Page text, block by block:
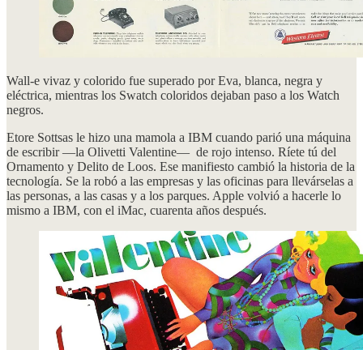
Wall-e vivaz y colorido fue superado por Eva, blanca, negra y
eléctrica, mientras los Swatch coloridos dejaban paso a los Watch
negros.
Etore Sottsas le hizo una mamola a IBM cuando parió una máquina
de escribir —la Olivetti Valentine— de rojo intenso. Ríete tú del
Ornamento y Delito de Loos. Ese manifiesto cambió la historia de la
tecnología. Se la robó a las empresas y las oficinas para llevárselas a
las personas, a las casas y a los parques. Apple volvió a hacerle lo
mismo a IBM, con el iMac, cuarenta años después.